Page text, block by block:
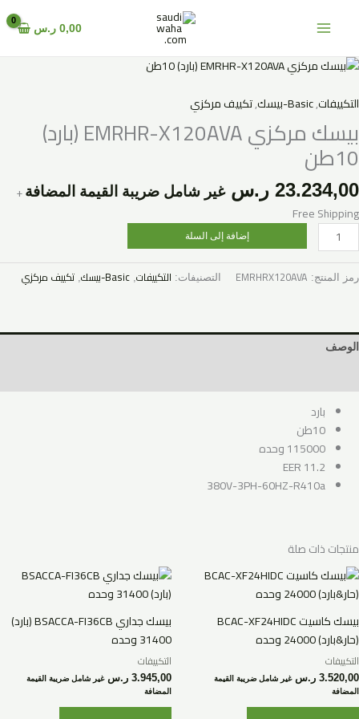
0,00 ر.س
التكييفات,Basic-بيسك ,تكييف مركزي
بيسك مركزي EMRHR-X120AVA (بارد)
10طن
23.234,00 ر.س غير شامل ضريبة القيمة المضافة+
Free Shipping
كمية
مركزي
EMRHR-
X120AVA
(بارد)
إضافة إلى السلة
رمز المنتج: EMRHRX120AVA التصنيفات: التكييفات, Basic-بيسك , تكييف مركزي
الوصف
بارد
10طن
115000 وحده
11.2 EER
380V-3PH-60HZ-R410a
منتجات ذات صلة
بيسك كاسيت BCAC-XF24HIDC
(حار&بارد) 24000 وحده
التكييفات
3.520,00 ر.س غير شامل ضريبة القيمة
المضافة
بيسك جداري BSACCA-FI36CB (بارد)
31400 وحده
التكييفات
3.945,00 ر.س غير شامل ضريبة القيمة
المضافة